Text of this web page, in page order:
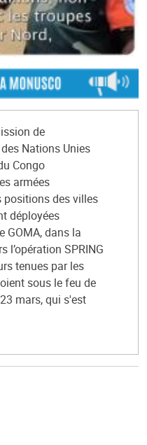
de
Nations Unies
Congo
armées
positions des villes
déployées
GOMA, dans la
l’opération SPRING
tenues par les
sous le feu de
mars, qui s'est